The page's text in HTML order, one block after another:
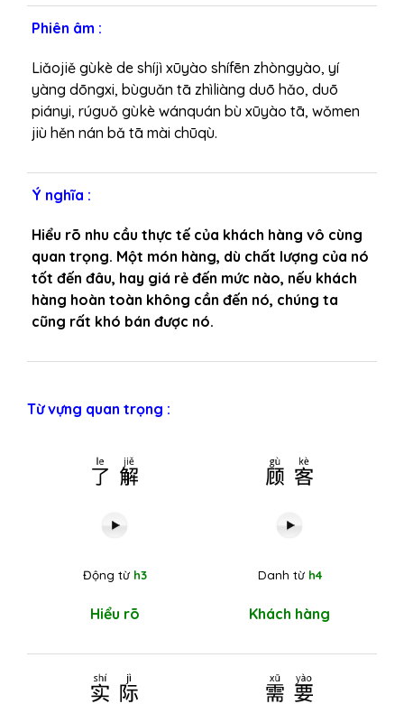
a
h
Phiên âm :
Liǎojiě gùkè de shíjì xūyào shífēn zhòngyào, yí
yàng dōngxi, bùguǎn tā zhìliàng duō hǎo, duō
piányi, rúguǒ gùkè wánquán bù xūyào tā, wǒmen
jiù hěn nán bǎ tā mài chūqù.
Ý nghĩa :
Hiểu rõ nhu cầu thực tế của khách hàng vô cùng
quan trọng. Một món hàng, dù chất lượng của nó
tốt đến đâu, hay giá rẻ đến mức nào, nếu khách
hàng hoàn toàn không cần đến nó, chúng ta
cũng rất khó bán được nó.
Từ vựng quan trọng :
了解
Động từ h3
Hiểu rõ
顾客
Danh từ h4
Khách hàng
实际 需要